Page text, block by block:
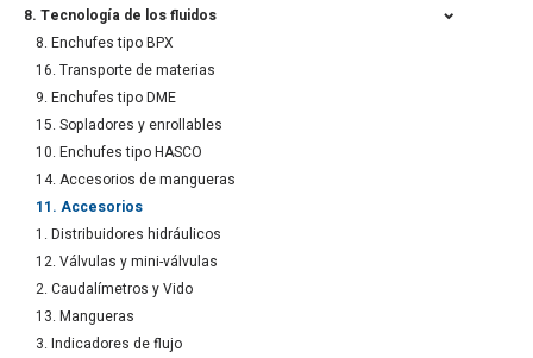
8. Tecnología de los fluidos
8. Enchufes tipo BPX
16. Transporte de materias
9. Enchufes tipo DME
15. Sopladores y enrollables
10. Enchufes tipo HASCO
14. Accesorios de mangueras
11. Accesorios
1. Distribuidores hidráulicos
12. Válvulas y mini-válvulas
2. Caudalímetros y Vido
13. Mangueras
3. Indicadores de flujo